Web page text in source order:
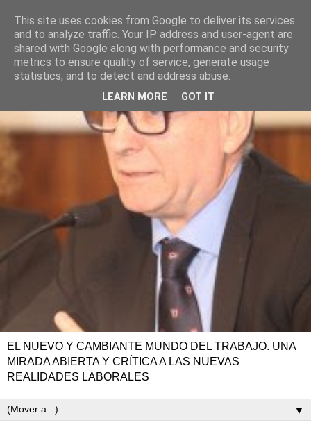
EL NUEVO Y CAMBIANTE MUNDO DEL TRABAJO. UNA
MIRADA ABIERTA Y CRÍTICA A LAS NUEVAS
REALIDADES LABORALES
▼
This site uses cookies from Google to deliver its services
and to analyze traffic. Your IP address and user-agent are
shared with Google along with performance and security
metrics to ensure quality of service, generate usage
statistics, and to detect and address abuse.
LEARN MORE GOT IT